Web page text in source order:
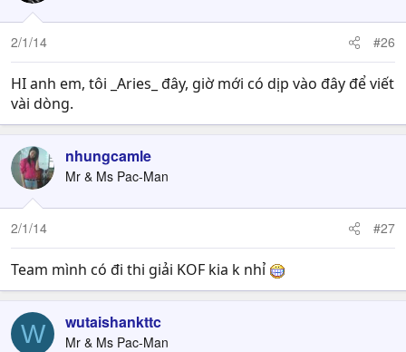
2/1/14 #26
HI anh em, tôi _Aries_ đây, giờ mới có dịp vào đây để viết
vài dòng.
nhungcamle
Mr & Ms Pac-Man
2/1/14 #27
Team mình có đi thi giải KOF kia k nhỉ
W wutaishankttc
Mr & Ms Pac-Man